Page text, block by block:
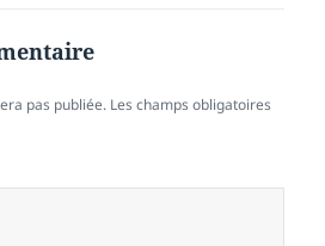
pas publiée. Les champs obligatoires